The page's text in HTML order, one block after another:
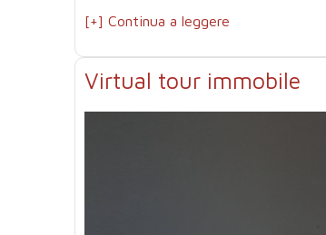
[+] Continua a leggere
Virtual tour immobile